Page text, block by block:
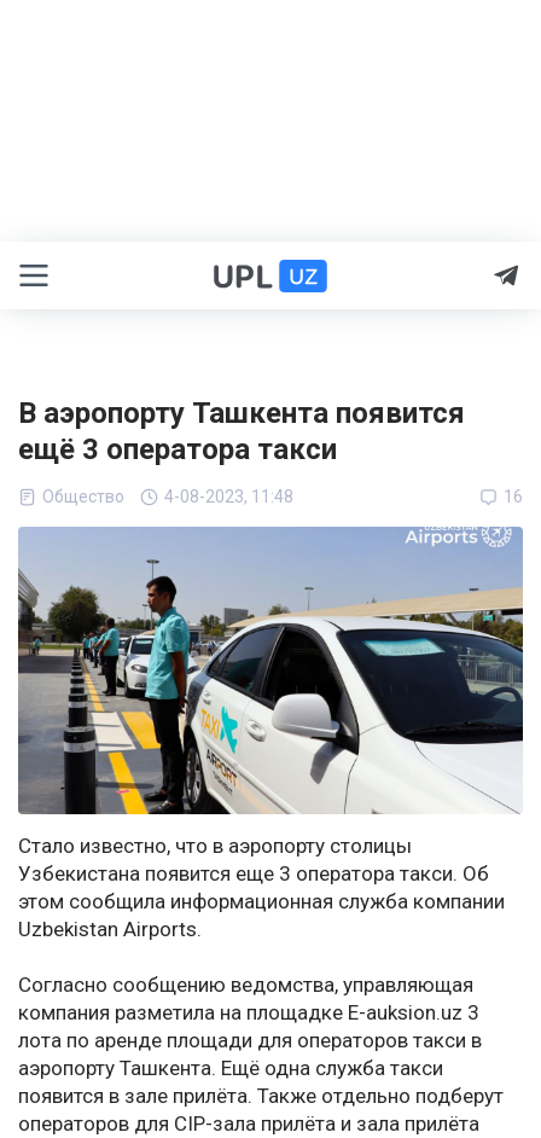
В аэропорту Ташкента появится
ещё 3 оператора такси
Общество 4-08-2023, 11:48 16
Стало известно, что в аэропорту столицы
Узбекистана появится еще 3 оператора такси. Об
этом сообщила информационная служба компании
Uzbekistan Airports.
Согласно сообщению ведомства, управляющая
компания разметила на площадке E-auksion.uz 3
лота по аренде площади для операторов такси в
аэропорту Ташкента. Ещё одна служба такси
появится в зале прилёта. Также отдельно подберут
операторов для CIP-зала прилёта и зала прилёта